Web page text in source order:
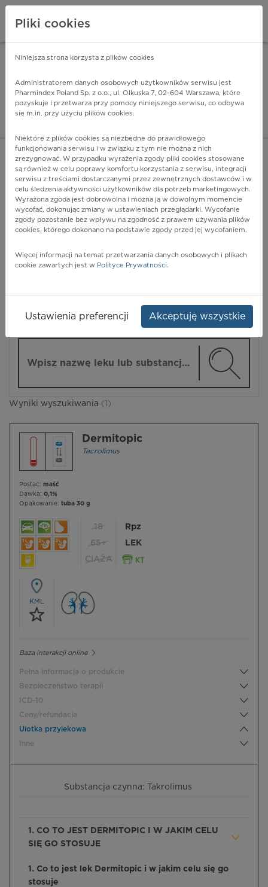
Pharmindex - lider
ZALOGUJ SIĘ
POKAŻ FILTRY
Pharmindex
Wyniki wyszukiwania (1)
Dermitopic
Tacrolimus
Postać: maść
Dawka: 0,1%
Opakowanie: tuba 30 g
18
65+
CIĄŻA
Rpz
LEK
KML
Baza interakcji online
Pełna informacja o produkcie
Bezpieczeństwo terapii
ICD-10
Ceny/refundacja
Ulotka przylekowa
Inne
Substancja czynna: Takrolimus
1. CO TO JEST DERMITOPIC I W JAKIM CELU
SIĘ GO STOSUJE
1. Co to jest lek Dermitopic i w jakim celu się go
stosuje
Pliki cookies
Niniejsza strona korzysta z plików cookies
Administratorem danych osobowych użytkowników serwisu jest
Pharmindex Poland Sp. z o.o., ul. Olkuska 7, 02-604 Warszawa, które
pozyskuje i przetwarza przy pomocy niniejszego serwisu, co odbywa
się m.in. przy użyciu plików cookies.
Niektóre z plików cookies są niezbędne do prawidłowego
funkcjonowania serwisu i w związku z tym nie można z nich
zrezygnować. W przypadku wyrażenia zgody pliki cookies stosowane
są również w celu poprawy komfortu korzystania z serwisu, integracji
serwisu z treściami dostarczanymi przez zewnętrznych dostawców i w
celu śledzenia aktywności użytkowników dla potrzeb marketingowych.
Wyrażona zgoda jest dobrowolna i można ją w dowolnym momencie
wycofać, dokonując zmiany w ustawieniach przeglądarki. Wycofanie
zgody pozostanie bez wpływu na zgodność z prawem używania plików
cookies, którego dokonano na podstawie zgody przed jej wycofaniem.
Więcej informacji na temat przetwarzania danych osobowych i plikach
cookie zawartych jest w Polityce Prywatności.
Ustawienia preferencji Akceptuję wszystkie
ZA DARMO - w Google Play INSTALUJ